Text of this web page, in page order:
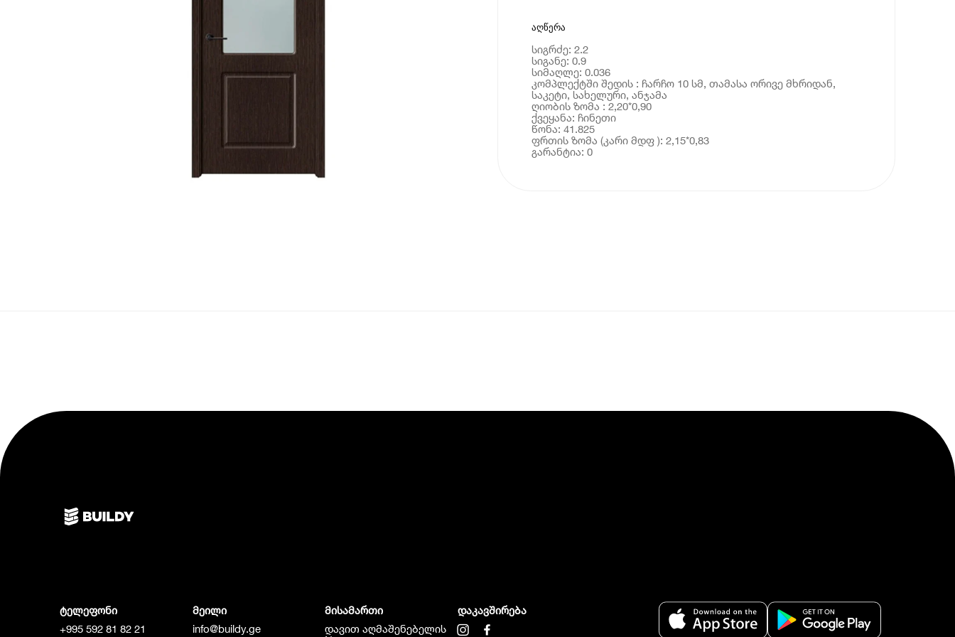
აღწერა
სიგრძე: 2.2
სიგანე: 0.9
სიმაღლე: 0.036
კომპლექტში შედის : ჩარჩო 10 სმ, თამასა ორივე მხრიდან,
საკეტი, სახელური, ანჯამა
ღიობის ზომა : 2,20*0,90
ქვეყანა: ჩინეთი
წონა: 41.825
ფრთის ზომა (კარი მდფ ): 2,15*0,83
გარანტია: 0
ტელეფონი
+995 592 81 82 21
მეილი
info@buildy.ge
მისამართი
დავით აღმაშენებელის
დაკავშირება